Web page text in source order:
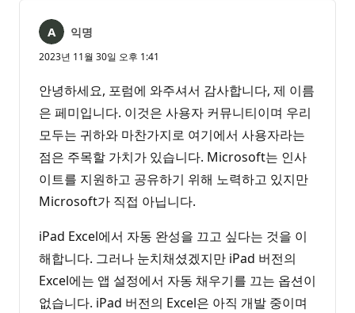
익명
2023년 11월 30일 오후 1:41
안녕하세요, 포럼에 와주셔서 감사합니다, 제 이름
은 페미입니다. 이것은 사용자 커뮤니티이며 우리
모두는 귀하와 마찬가지로 여기에서 사용자라는
점은 주목할 가치가 있습니다. Microsoft는 인사
이트를 지원하고 공유하기 위해 노력하고 있지만
Microsoft가 직접 아닙니다.
iPad Excel에서 자동 완성을 끄고 싶다는 것을 이
해합니다. 그러나 눈치채셨겠지만 iPad 버전의
Excel에는 앱 설정에서 자동 채우기를 끄는 옵션이
없습니다. iPad 버전의 Excel은 아직 개발 중이며